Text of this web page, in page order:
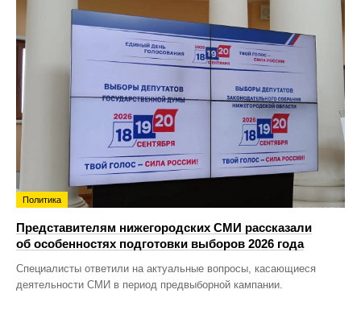
Политика
Представителям нижегородских СМИ рассказали
об особенностях подготовки выборов 2026 года
Специалисты ответили на актуальные вопросы, касающиеся
деятельности СМИ в период предвыборной кампании.